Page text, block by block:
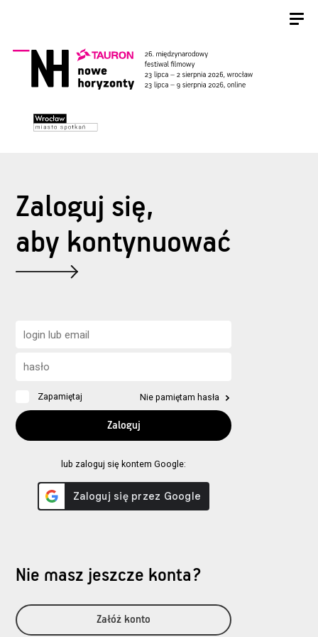
Zaloguj się,
aby kontynuować
Zapamiętaj Nie pamiętam hasła
lub zaloguj się kontem Google:
Nie masz jeszcze konta?
Załóż konto